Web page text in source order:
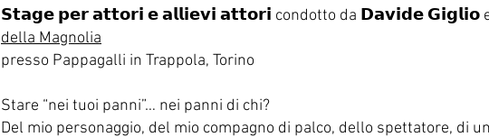
𝗦𝘁𝗮𝗴𝗲 𝗽𝗲𝗿 𝗮𝘁𝘁𝗼𝗿𝗶 𝗲 𝗮𝗹𝗹𝗶𝗲𝘃𝗶 𝗮𝘁𝘁𝗼𝗿𝗶 condotto da 𝗗𝗮𝘃𝗶𝗱𝗲 𝗚𝗶𝗴𝗹𝗶𝗼
della Magnolia
presso Pappagalli in Trappola, Torino
Stare “nei tuoi panni”… nei panni di chi?
Del mio personaggio, del mio compagno di palco, dello spettatore, di